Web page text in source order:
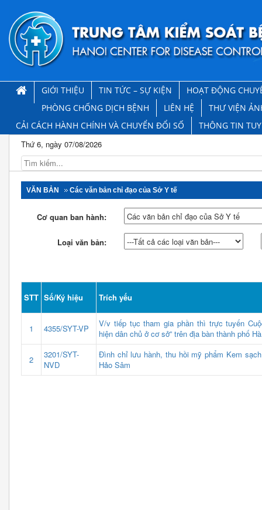
GIỚI THIỆU TIN TỨC – SỰ KIỆN
HOẠT ĐỘNG
PHÒNG CHỐNG DỊCH BỆNH
LIÊN HỆ
THƯ VIỆN
CẢI CÁCH HÀNH CHÍNH VÀ CHUYỂN ĐỔI SỐ
THÔNG TIN
Thứ 6, ngày 07/08/2026
VĂN BẢN Các văn bản chỉ đạo của Sở Y tế
Cơ quan ban hành:
Loại văn bản:
STT Số/Ký hiệu Trích yếu
1 4355/SYT-VP
V/v tiếp tục tham gia phần thì trực tuyến
hiện dân chủ ở cơ sở” trên địa bàn thành phố
2
3201/SYT-
NVD
Đình chỉ lưu hành, thu hồi mỹ phẩm Kem
Hảo Sâm